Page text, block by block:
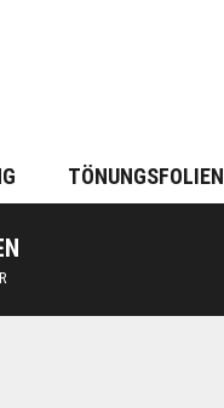
TÖNUNGSFOLIEN